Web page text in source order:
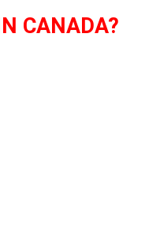
CANADA?